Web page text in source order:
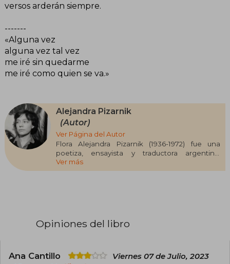
versos arderán siempre.
-------
«Alguna vez
alguna vez tal vez
me iré sin quedarme
me iré como quien se va.»
Alejandra Pizarnik
(Autor)
Ver Página del Autor
Flora Alejandra Pizarnik (1936-1972) fue una
poetiza, ensayista y traductora argentina.
Estudió Filosofía y Letras en la Universidad de
Buenos Aires y tuvo formación artística de la
entabla una importante amistad con Julio
vida en 1972 con una sobredosis de seconal.
Ver más
Opiniones del libro
Ana Cantillo
Viernes 07 de Julio, 2023